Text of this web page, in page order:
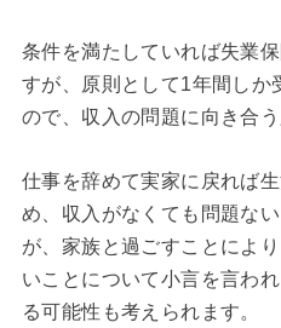
条件を満たしていれば失業
すが、原則として1年間しか
ので、収入の問題に向き合
仕事を辞めて実家に戻れば
め、収入がなくても問題な
が、家族と過ごすことによ
いことについて小言を言わ
る可能性も考えられます。